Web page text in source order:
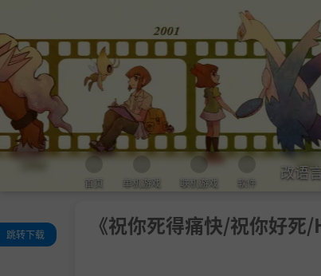
首页 单机游戏 联机游戏 软件
改语
《祝你死得痛快/祝你好
跳转下载